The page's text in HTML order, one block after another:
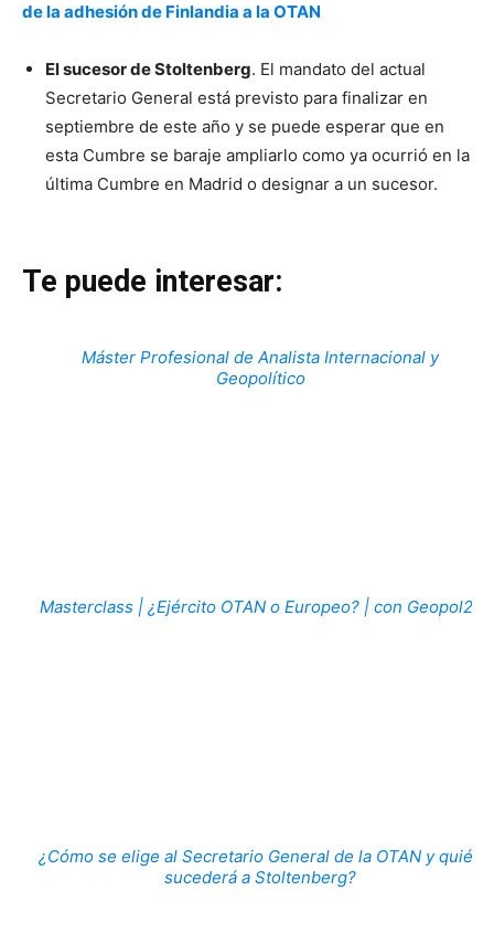
de la adhesión de Finlandia a la OTAN
El sucesor de Stoltenberg. El mandato del actual
Secretario General está previsto para finalizar en
septiembre de este año y se puede esperar que en
esta Cumbre se baraje ampliarlo como ya ocurrió en la
última Cumbre en Madrid o designar a un sucesor.
Te puede interesar:
Máster Profesional de Analista Internacional y
Geopolítico
Masterclass | ¿Ejército OTAN o Europeo? | con Geopol21
¿Cómo se elige al Secretario General de la OTAN y quién
sucederá a Stoltenberg?